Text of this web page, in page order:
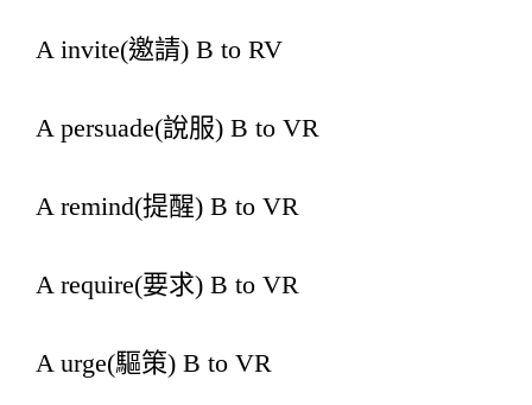
A invite(邀請) B to RV
A persuade(說服) B to VR
A remind(提醒) B to VR
A require(要求) B to VR
A urge(驅策) B to VR